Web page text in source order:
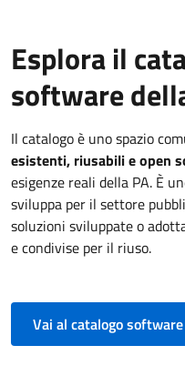
Esplora il
software
Il catalogo è uno spazio
esistenti, riusabili e open
esigenze reali della PA. È
sviluppa per il settore
soluzioni sviluppate o
e condivise per il riuso.
Vai al catalogo software
Apre in un